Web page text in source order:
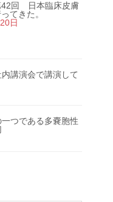
42回 日本臨床皮膚
てきた。
日
内講演会で講演して
一つである多嚢胞性